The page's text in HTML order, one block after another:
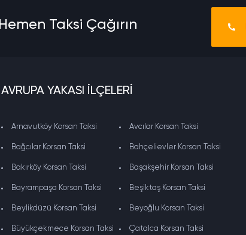
Hemen Taksi Çağırın
AVRUPA YAKASI İLÇELERİ
Arnavutköy Korsan Taksi Avcılar Korsan Taksi
Bağcılar Korsan Taksi Bahçelievler Korsan Taksi
Bakırköy Korsan Taksi Başakşehir Korsan Taksi
Bayrampaşa Korsan Taksi Beşiktaş Korsan Taksi
Beylikdüzü Korsan Taksi Beyoğlu Korsan Taksi
Büyükçekmece Korsan Taksi Çatalca Korsan Taksi